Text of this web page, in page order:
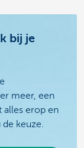
bij je
meer, een
erop en
keuze.